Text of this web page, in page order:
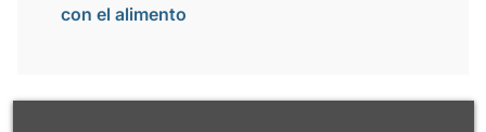
con el alimento